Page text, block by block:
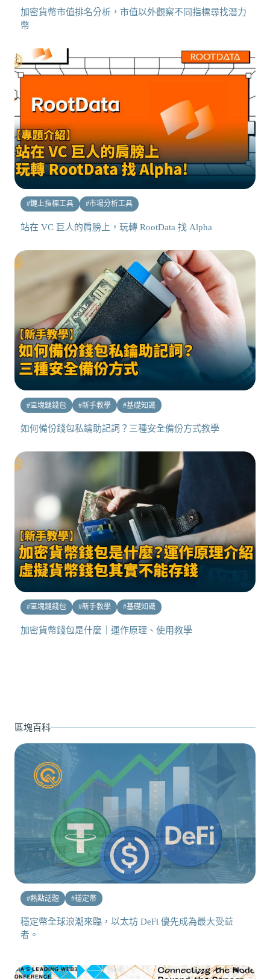
加密貨幣市值排名分析，市值以外觀察不同指標尋找潛力
幣
#鏈上指標工具 #市場分析工具
站在 VC 巨人的肩膀上，玩轉 RootData 找 Alpha
#區塊鏈錢包 #新手教學 #基礎知識
如何備份錢包私鑰助記詞？三種安全備份方式教學
#區塊鏈錢包 #新手教學 #基礎知識
加密貨幣錢包是什麼｜運作原理、使用教學
區塊百科
#熱點話題 #穩定幣
穩定幣全球浪潮來臨，以太坊 DeFi 優先成為最大受益
者。